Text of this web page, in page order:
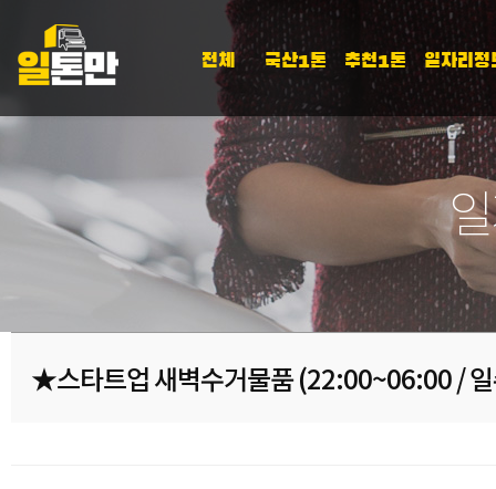
전체 국산1톤 추천1톤 일자리정
★스타트업 새벽수거물품 (22:00~06:00 /